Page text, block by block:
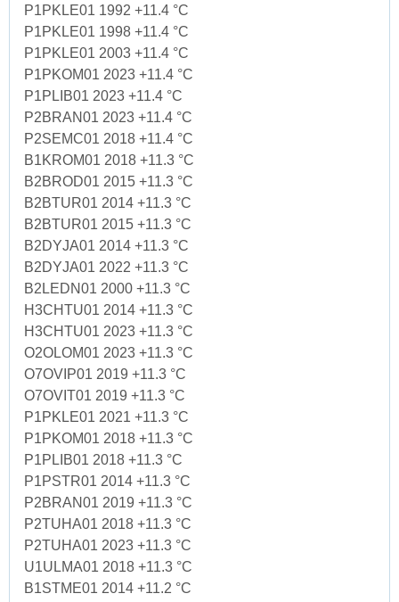
P1PKLE01 1992 +11.4 °C
P1PKLE01 1998 +11.4 °C
P1PKLE01 2003 +11.4 °C
P1PKOM01 2023 +11.4 °C
P1PLIB01 2023 +11.4 °C
P2BRAN01 2023 +11.4 °C
P2SEMC01 2018 +11.4 °C
B1KROM01 2018 +11.3 °C
B2BROD01 2015 +11.3 °C
B2BTUR01 2014 +11.3 °C
B2BTUR01 2015 +11.3 °C
B2DYJA01 2014 +11.3 °C
B2DYJA01 2022 +11.3 °C
B2LEDN01 2000 +11.3 °C
H3CHTU01 2014 +11.3 °C
H3CHTU01 2023 +11.3 °C
O2OLOM01 2023 +11.3 °C
O7OVIP01 2019 +11.3 °C
O7OVIT01 2019 +11.3 °C
P1PKLE01 2021 +11.3 °C
P1PKOM01 2018 +11.3 °C
P1PLIB01 2018 +11.3 °C
P1PSTR01 2014 +11.3 °C
P2BRAN01 2019 +11.3 °C
P2TUHA01 2018 +11.3 °C
P2TUHA01 2023 +11.3 °C
U1ULMA01 2018 +11.3 °C
B1STME01 2014 +11.2 °C